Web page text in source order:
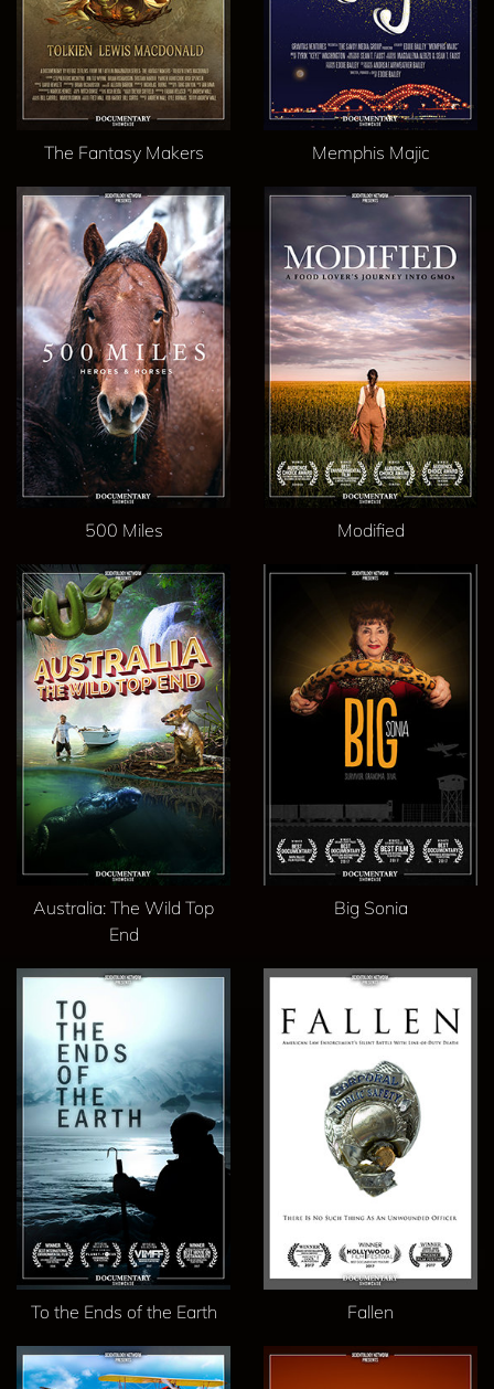
The Fantasy Makers Memphis Majic
500 Miles Modified
Australia: The Wild Top
End
Big Sonia
To the Ends of the Earth Fallen